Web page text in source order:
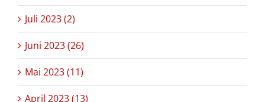
Juli 2023 (2)
Juni 2023 (26)
Mai 2023 (11)
April 2023 (13)